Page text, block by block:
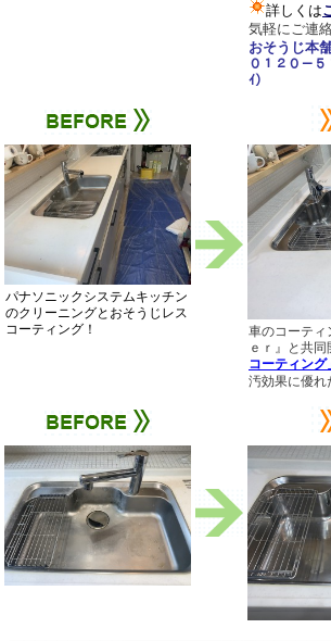
詳しくは
気軽にご連
おそうじ本
０１２０－５
ｲ）
パナソニックシステムキッチン
のクリーニングとおそうじレス
コーティング！
車のコーティ
ｅｒ』と共同
コーティング
汚効果に優れ